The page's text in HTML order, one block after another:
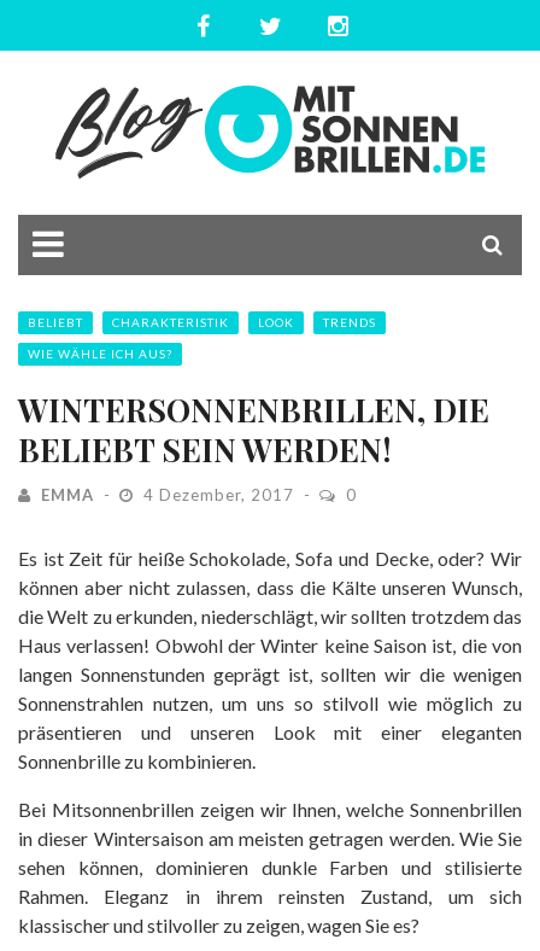
BELIEBT CHARAKTERISTIK LOOK TRENDS
WIE WÄHLE ICH AUS?
WINTERSONNENBRILLEN, DIE
BELIEBT SEIN WERDEN!
EMMA 4 Dezember, 2017 0
Es ist Zeit für heiße Schokolade, Sofa und Decke, oder? Wir
können aber nicht zulassen, dass die Kälte unseren Wunsch,
die Welt zu erkunden, niederschlägt, wir sollten trotzdem das
Haus verlassen! Obwohl der Winter keine Saison ist, die von
langen Sonnenstunden geprägt ist, sollten wir die wenigen
Sonnenstrahlen nutzen, um uns so stilvoll wie möglich zu
präsentieren und unseren Look mit einer eleganten
Sonnenbrille zu kombinieren.
Bei Mitsonnenbrillen zeigen wir Ihnen, welche Sonnenbrillen
in dieser Wintersaison am meisten getragen werden. Wie Sie
sehen können, dominieren dunkle Farben und stilisierte
Rahmen. Eleganz in ihrem reinsten Zustand, um sich
klassischer und stilvoller zu zeigen, wagen Sie es?